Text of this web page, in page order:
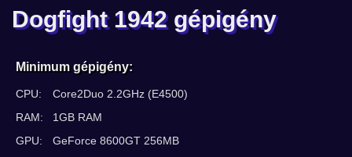
Dogfight 1942 gépigény
Minimum gépigény:
CPU:
Core2Duo 2.2GHz (E4500)
RAM:
1GB RAM
GPU:
GeForce 8600GT 256MB